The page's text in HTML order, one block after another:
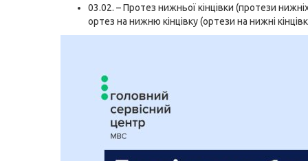
03.02. – Протез нижньої кінцівки (протези
ортез на нижню кінцівку (ортези на нижні